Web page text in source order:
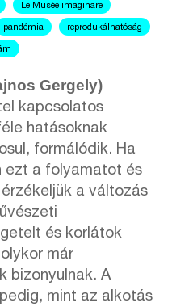
Le Musée imaginare
pandémia reprodukálhatóság
Gergely)
kapcsolatos
hatásoknak
formálódik. Ha
ezt a folyamatot és
a változás
és korlátok
már
bizonyulnak. A
mint az alkotás